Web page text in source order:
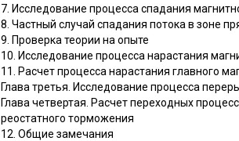
7. Исследование процесса спадания
8. Частный случай спадания потока в зоне
9. Проверка теории на опыте
10. Исследование процесса нарастания
11. Расчет процесса нарастания главного
Глава третья. Исследование процесса
Глава четвертая. Расчет переходных
реостатного торможения
12. Общие замечания